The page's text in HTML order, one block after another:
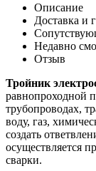
Описание
Доставка и
Недавно
Отзыв
Тройник
равнопроходной
трубопроводах,
воду, газ,
создать
осуществляется
сварки.